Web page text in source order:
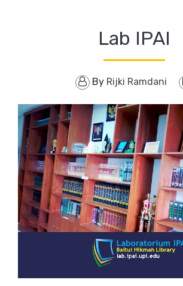
Lab IPAI
By Rijki Ramdani